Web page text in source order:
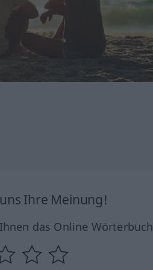
Ihre Meinung!
das Online